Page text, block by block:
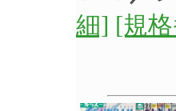
細] [規